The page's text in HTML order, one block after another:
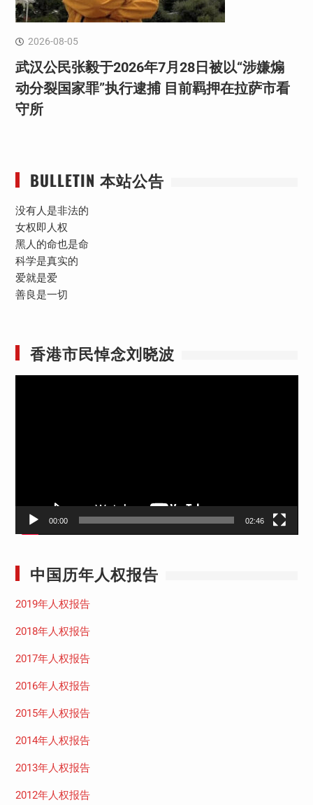
2026-08-05
武汉公民张毅于2026年7月28日被以“涉嫌煽
动分裂国家罪”执行逮捕 目前羁押在拉萨市看
守所
BULLETIN 本站公告
没有人是非法的
女权即人权
黑人的命也是命
科学是真实的
爱就是爱
善良是一切
香港市民悼念刘晓波
00:00 02:46
中国历年人权报告
2019年人权报告
2018年人权报告
2017年人权报告
2016年人权报告
2015年人权报告
2014年人权报告
2013年人权报告
2012年人权报告